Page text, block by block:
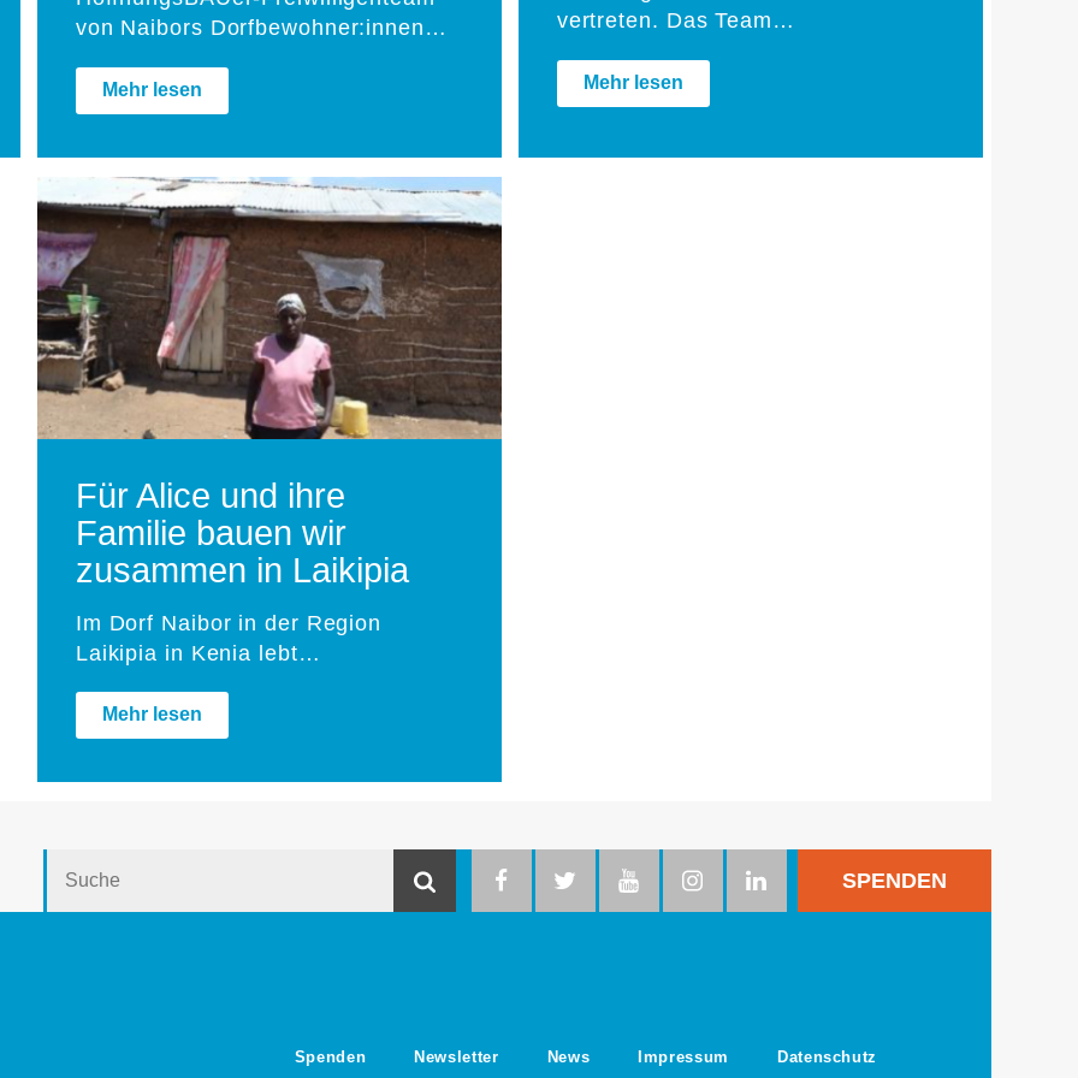
von Naibors Dorfbewohner:innen…
Mehr lesen
vertreten. Das Team…
Mehr lesen
Für Alice und ihre
Familie bauen wir
zusammen in Laikipia
Im Dorf Naibor in der Region
Laikipia in Kenia lebt…
Mehr lesen
SPENDEN
Spenden Newsletter News Impressum Datenschutz